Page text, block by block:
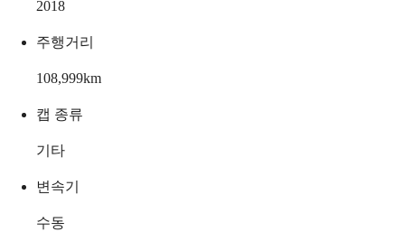
2018
주행거리
108,999km
캡 종류
기타
변속기
수동